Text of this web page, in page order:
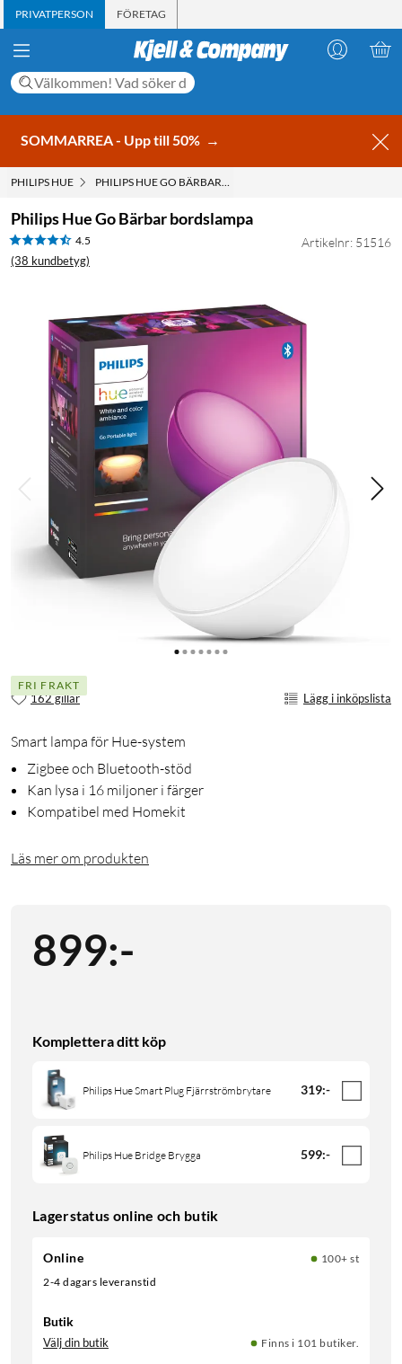
PRIVATPERSON FÖRETAG
SOMMARREA - Upp till 50% →
PHILIPS HUE PHILIPS HUE GO BÄRBAR BORDSLAMPA
Philips Hue Go Bärbar bordslampa
4.5
(38 kundbetyg)
Artikelnr: 51516
FRI FRAKT
162 gillar Lägg i inköpslista
Smart lampa för Hue-system
Zigbee och Bluetooth-stöd
Kan lysa i 16 miljoner i färger
Kompatibel med Homekit
Läs mer om produkten
899:-
Komplettera ditt köp
Philips Hue Smart Plug Fjärrströmbrytare 319:-
Philips Hue Bridge Brygga 599:-
Lagerstatus online och butik
Online
100+ st
2-4 dagars leveranstid
Butik
Välj din butik Finns i 101 butiker.